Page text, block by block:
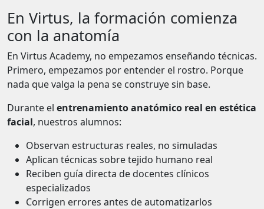
En Virtus, la formación comienza
con la anatomía
En Virtus Academy, no empezamos enseñando técnicas.
Primero, empezamos por entender el rostro. Porque
nada que valga la pena se construye sin base.
Durante el entrenamiento anatómico real en estética
facial, nuestros alumnos:
Observan estructuras reales, no simuladas
Aplican técnicas sobre tejido humano real
Reciben guía directa de docentes clínicos
especializados
Corrigen errores antes de automatizarlos